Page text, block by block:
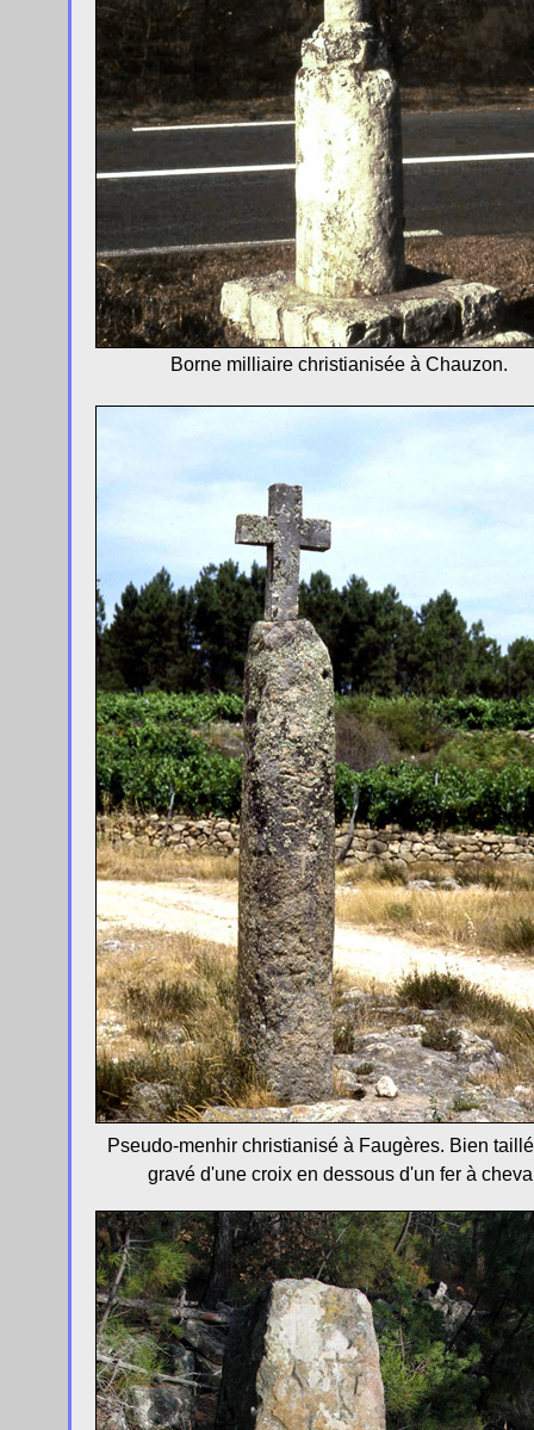
Borne milliaire christianisée à Chauzon.
Pseudo-menhir christianisé à Faugères. Bien
gravé d'une croix en dessous d'un fer à